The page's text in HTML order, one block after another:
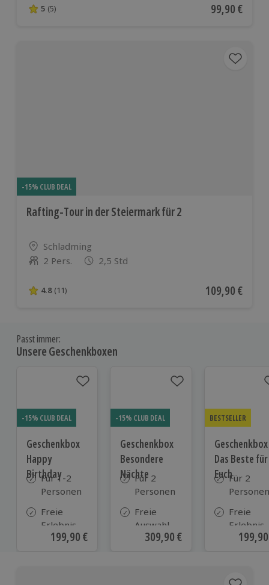
5 von 5 Sternen basierend auf 5 Bewertungen
5 (5) Aktueller
99,90 €
-15% CLUB DEAL
Rafting-Tour in der Steiermark für 2
Standort
Schladming
Anzahl der Teilnehmer
2 Pers. 2,5 Std
4.8 von 5 Sternen basierend auf 11 Bewertungen
4.8 (11) Aktueller Preis
109,90 €
Passt immer:
Unsere Geschenkboxen
-15% CLUB DEAL
Geschenkbox
Happy
Birthday
Für 1-2
Personen
Freie
Erlebnis-
Auswahl
Aktueller Preis
199,90 €
-15% CLUB DEAL
Geschenkbox
Besondere
Nächte
Für 2
Personen
Freie
Auswahl
aus ca. 290
Aktueller Preis
309,90 €
BESTSELLER
Geschenkbox
Das Beste für
EuchFür 2
Personen
Freie
Erlebnis-
Auswahl